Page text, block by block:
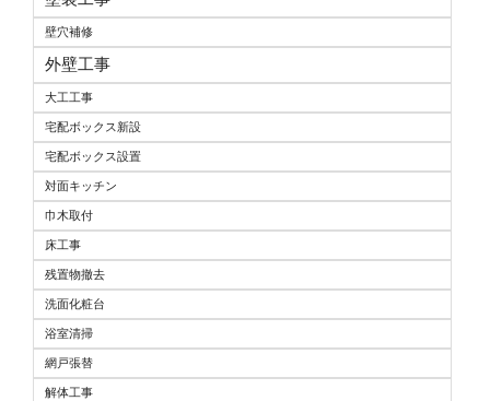
壁穴補修
外壁工事
大工工事
宅配ボックス新設
宅配ボックス設置
対面キッチン
巾木取付
床工事
残置物撤去
洗面化粧台
浴室清掃
網戸張替
解体工事